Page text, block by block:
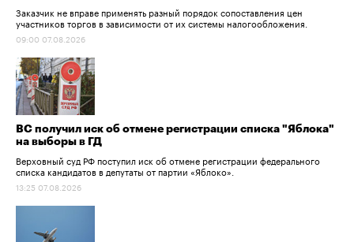
Заказчик не вправе применять разный порядок сопоставления цен
участников торгов в зависимости от их системы налогообложения.
09:00 07.08.2026
ВС получил иск об отмене регистрации списка "Яблока"
на выборы в ГД
Верховный суд РФ поступил иск об отмене регистрации федерального
списка кандидатов в депутаты от партии «Яблоко».
13:25 07.08.2026